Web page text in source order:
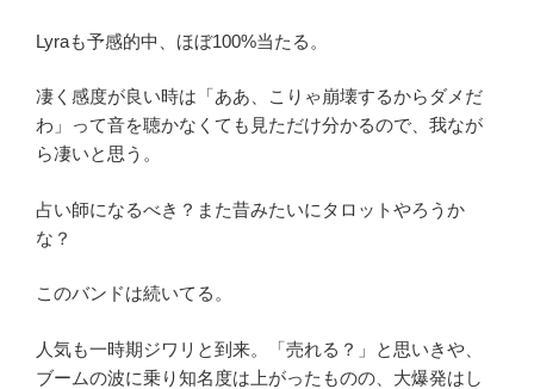
Lyraも予感的中、ほぼ100%当たる。
凄く感度が良い時は「ああ、こりゃ崩壊するからダメだ
わ」って音を聴かなくても見ただけ分かるので、我なが
ら凄いと思う。
占い師になるべき？また昔みたいにタロットやろうか
な？
このバンドは続いてる。
人気も一時期ジワリと到来。「売れる？」と思いきや、
ブームの波に乗り知名度は上がったものの、大爆発はし